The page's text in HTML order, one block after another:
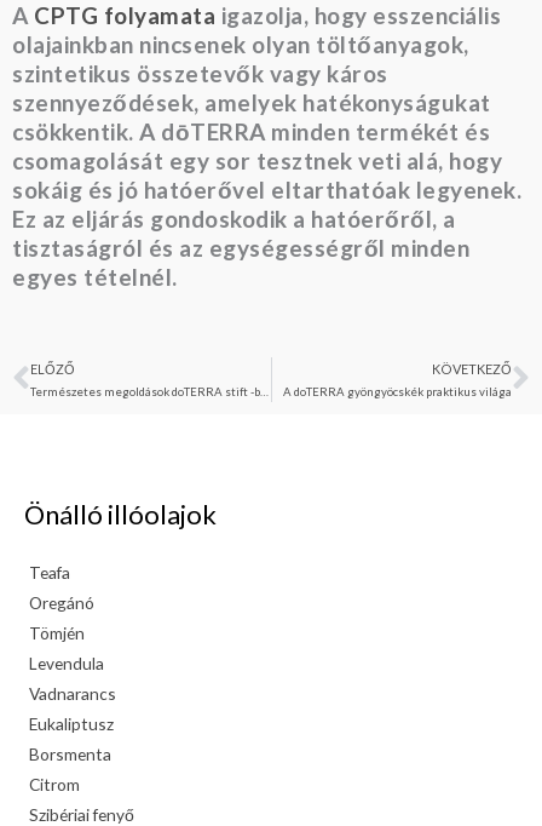
A CPTG folyamata igazolja, hogy esszenciális
olajainkban nincsenek olyan töltőanyagok,
szintetikus összetevők vagy káros
szennyeződések, amelyek hatékonyságukat
csökkentik. A dōTERRA minden termékét és
csomagolását egy sor tesztnek veti alá, hogy
sokáig és jó hatóerővel eltarthatóak legyenek.
Ez az eljárás gondoskodik a hatóerőről, a
tisztaságról és az egységességről minden
egyes tételnél.
Előző
ELŐZŐ KÖVETKEZŐ
A doTERRA gyöngyöcskék praktikus világa
Önálló illóolajok
Teafa
Oregánó
Tömjén
Levendula
Vadnarancs
Eukaliptusz
Borsmenta
Citrom
Szibériai fenyő